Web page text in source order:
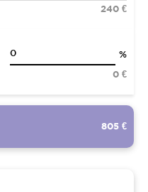
240 €
%
0 €
805 €